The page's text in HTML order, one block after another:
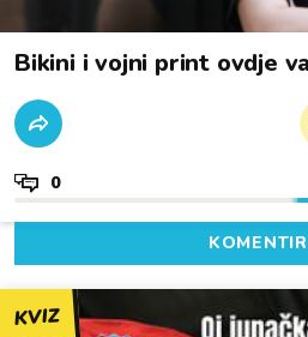
Bikini i vojni print ovdje
0
KVIZ